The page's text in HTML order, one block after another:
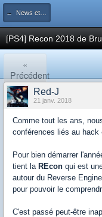
← News et actualités postées sur LS
[PS4] Recon 2018 de
«
Précédent
Red-J
21 janv. 2018
Comme tout les ans,
conférences liés au hack
Pour bien démarrer
tient la REcon qui est
autour du Reverse
pour pouvoir le
C'est passé peut-être